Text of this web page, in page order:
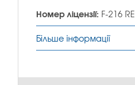
Номер ліцензії: F-216 RE
Більше інформації